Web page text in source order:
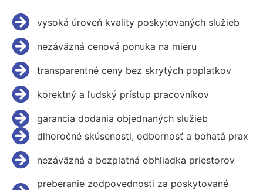
vysoká úroveň kvality poskytovaných služieb
nezáväzná cenová ponuka na mieru
transparentné ceny bez skrytých poplatkov
korektný a ľudský prístup pracovníkov
garancia dodania objednaných služieb
dlhoročné skúsenosti, odbornosť a bohatá prax
nezáväzná a bezplatná obhliadka priestorov
preberanie zodpovednosti za poskytované